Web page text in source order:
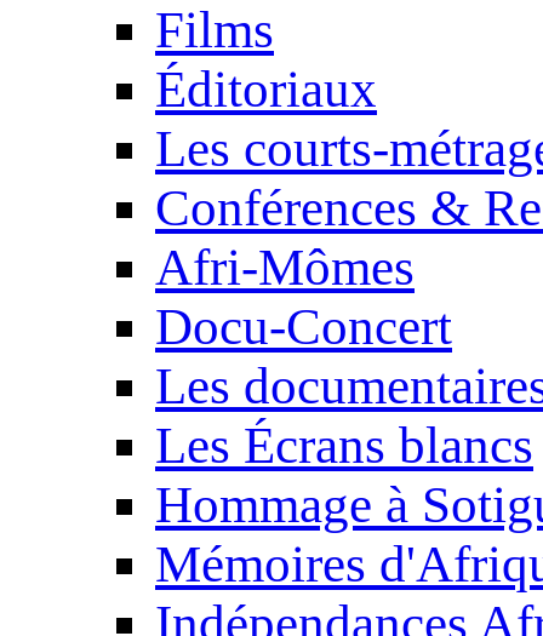
Films
Éditoriaux
Les courts-
Conférences &
Afri-Mômes
Docu-Concert
Les
Les Écrans blancs
Hommage à
Mémoires
Indépendances